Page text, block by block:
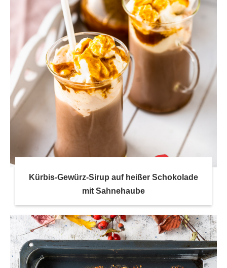
Kürbis-Gewürz-Sirup auf heißer Schokolade
mit Sahnehaube